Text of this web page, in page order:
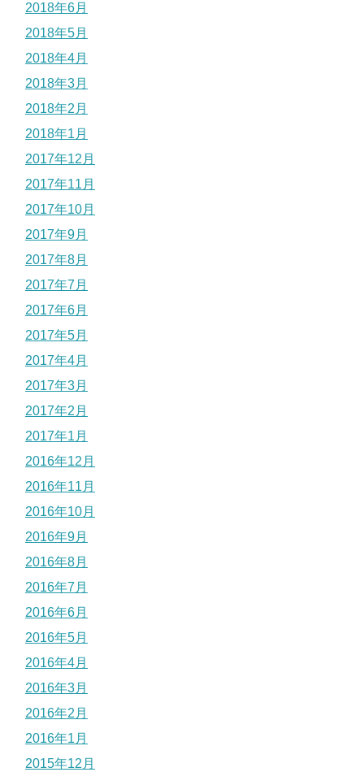
2018年6月
2018年5月
2018年4月
2018年3月
2018年2月
2018年1月
2017年12月
2017年11月
2017年10月
2017年9月
2017年8月
2017年7月
2017年6月
2017年5月
2017年4月
2017年3月
2017年2月
2017年1月
2016年12月
2016年11月
2016年10月
2016年9月
2016年8月
2016年7月
2016年6月
2016年5月
2016年4月
2016年3月
2016年2月
2016年1月
2015年12月